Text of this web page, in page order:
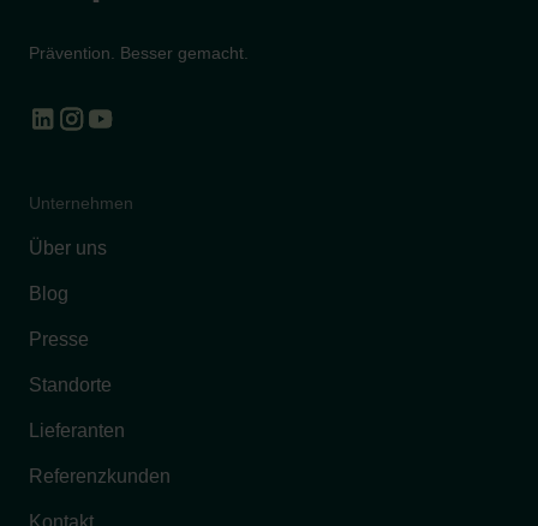
Prävention. Besser gemacht.
Unternehmen
Über uns
Blog
Presse
Standorte
Lieferanten
Referenzkunden
Kontakt